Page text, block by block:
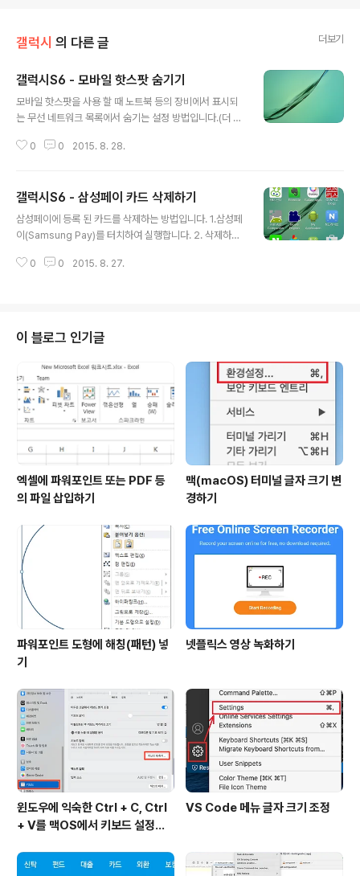
갤럭시 의 다른 글 더보기
갤럭시S6 - 모바일 핫스팟 숨기기
모바일 핫스팟을 사용 할 때 노트북 등의 장비에서 표시되
는 무선 네트워크 목록에서 숨기는 설정 방법입니다.(더 자
있습니다.) 1.설정을 터치하여 실행합니다. 2.설정화면에서
기를 터치합니다. 5. 모바일 핫스팟 설정을 터치합니다. 6.
모바일 핫스팟 설정에서 내 디바이스 숨기기를 체크하면
무선네트워크 목록에 표시되지 않습니다.
0 0 2015. 8. 28.
갤럭시S6 - 삼성페이 카드 삭제하기
삼성페이에 등록 된 카드를 삭제하는 방법입니다. 1.삼성페
이(Samsung Pay)를 터치하여 실행합니다. 2. 삭제하고
세정보에서 오늘쪽 위의 카드 삭제를 터치합니다.
0 0 2015. 8. 27.
이 블로그 인기글
엑셀에 파워포인트 또는 PDF 등
의 파일 삽입하기
맥(macOS) 터미널 글자 크기 변
경하기
파워포인트 도형에 해칭(패턴) 넣
기
넷플릭스 영상 녹화하기
윈도우에 익숙한 Ctrl + C, Ctrl
+ V를 맥OS에서 키보드 설정하
VS Code 메뉴 글자 크기 조정